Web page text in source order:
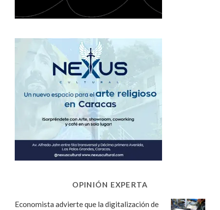
OPINIÓN EXPERTA
Economista advierte que la digitalización de